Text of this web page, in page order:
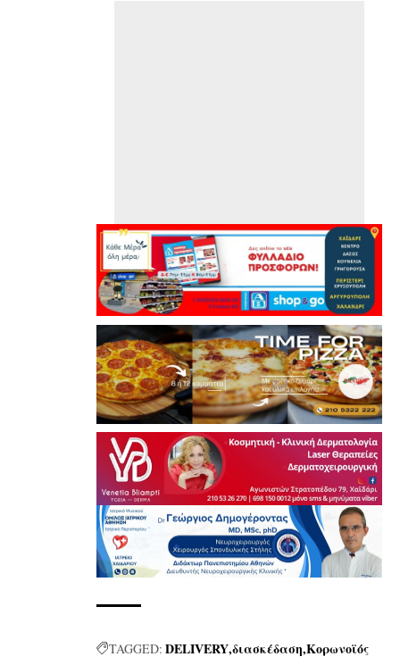
TAGGED: DELIVERYδιασκέδαση Κορωνοϊός